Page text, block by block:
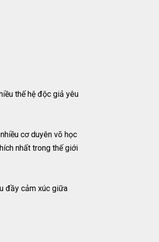
thế hệ độc giả yêu
cơ duyên võ học
nhất trong thế giới
đầy cảm xúc giữa